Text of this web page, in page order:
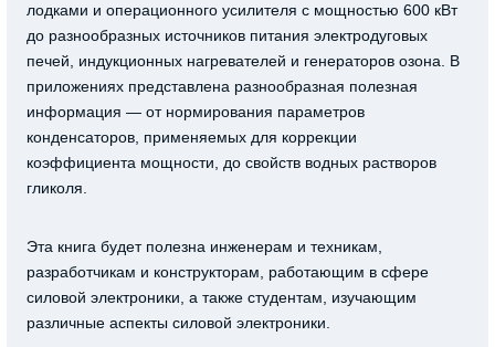
лодками и операционного усилителя с мощностью 600 кВт
до разнообразных источников питания электродуговых
печей, индукционных нагревателей и генераторов озона. В
приложениях представлена разнообразная полезная
информация — от нормирования параметров
конденсаторов, применяемых для коррекции
коэффициента мощности, до свойств водных растворов
гликоля.
Эта книга будет полезна инженерам и техникам,
разработчикам и конструкторам, работающим в сфере
силовой электроники, а также студентам, изучающим
различные аспекты силовой электроники.